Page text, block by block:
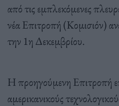
από τις εμπλεκόμενες
νέα Επιτροπή (Κομισιόν)
την 1η Δεκεμβρίου.
Η προηγούμενη Επιτροπή
αμερικανικούς